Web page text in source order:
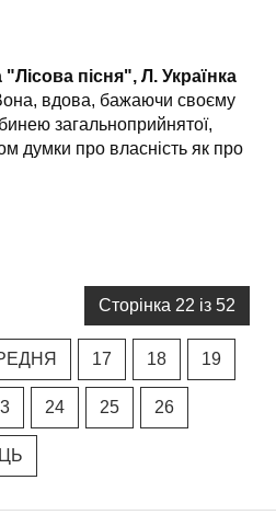
пісня", Л. Українка
вдова, бажаючи своєму
загальноприйнятої,
думки про власність як про
Сторінка 22 із 52
17 18 19
24 25 26